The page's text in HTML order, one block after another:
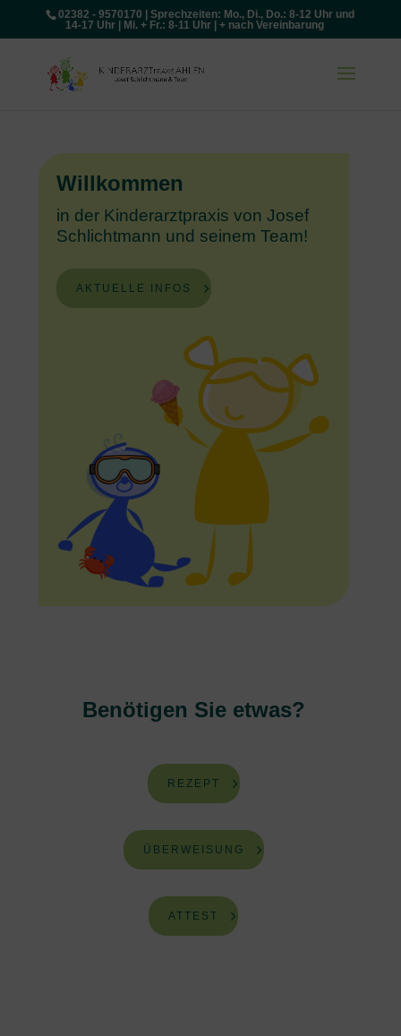
02382 - 9570170 | Sprechzeiten: Mo., Di., Do.: 8-12 Uhr und
14-17 Uhr | Mi. + Fr.: 8-11 Uhr | + nach Vereinbarung
Willkommen
in der Kinderarztpraxis von Josef
Schlichtmann und seinem Team!
AKTUELLE INFOS
Benötigen Sie etwas?
REZEPT
ÜBERWEISUNG
ATTEST